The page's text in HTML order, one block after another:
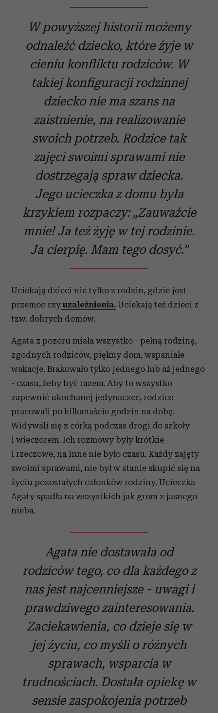
W powyższej historii możemy
odnaleźć dziecko, które żyje w
cieniu konfliktu rodziców. W
takiej konfiguracji rodzinnej
dziecko nie ma szans na
zaistnienie, na realizowanie
swoich potrzeb. Rodzice tak
zajęci swoimi sprawami nie
dostrzegają spraw dziecka.
Jego ucieczka z domu była
krzykiem rozpaczy: „Zauważcie
mnie! Ja też żyję w tej rodzinie.
Ja cierpię. Mam tego dosyć.”
Uciekają dzieci nie tylko z rodzin, gdzie jest
przemoc czy uzależnienia. Uciekają też dzieci z
tzw. dobrych domów.
Agata z pozoru miała wszystko - pełną rodzinę,
zgodnych rodziców, piękny dom, wspaniałe
wakacje. Brakowało tylko jednego lub aż jednego
- czasu, żeby być razem. Aby to wszystko
zapewnić ukochanej jedynaczce, rodzice
pracowali po kilkanaście godzin na dobę.
Widywali się z córką podczas drogi do szkoły
i wieczorem. Ich rozmowy były krótkie
i rzeczowe, na inne nie było czasu. Każdy zajęty
swoimi sprawami, nie był w stanie skupić się na
życiu pozostałych członków rodziny. Ucieczka
Agaty spadła na wszystkich jak grom z jasnego
nieba.
Agata nie dostawała od
rodziców tego, co dla każdego z
nas jest najcenniejsze - uwagi i
prawdziwego zainteresowania.
Zaciekawienia, co dzieje się w
jej życiu, co myśli o różnych
sprawach, wsparcia w
trudnościach. Dostała opiekę w
sensie zaspokojenia potrzeb